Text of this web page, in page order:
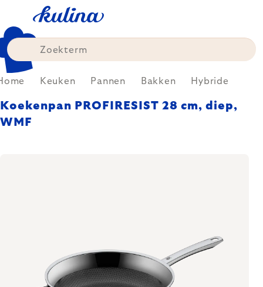
content
Keuken Pannen Bakken Hybride
Koekenpan PROFIRESIST 28 cm, diep,
WMF